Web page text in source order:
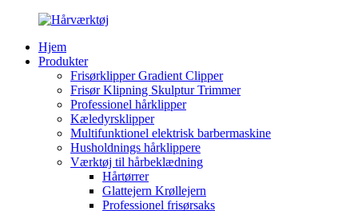
Hjem
Produkter
Frisørklipper Gradient Clipper
Frisør Klipning Skulptur Trimmer
Professionel hårklipper
Kæledyrsklipper
Multifunktionel elektrisk barbermaskine
Husholdnings hårklippere
Værktøj til hårbeklædning
Hårtørrer
Glattejern Krøllejern
Professionel frisørsaks